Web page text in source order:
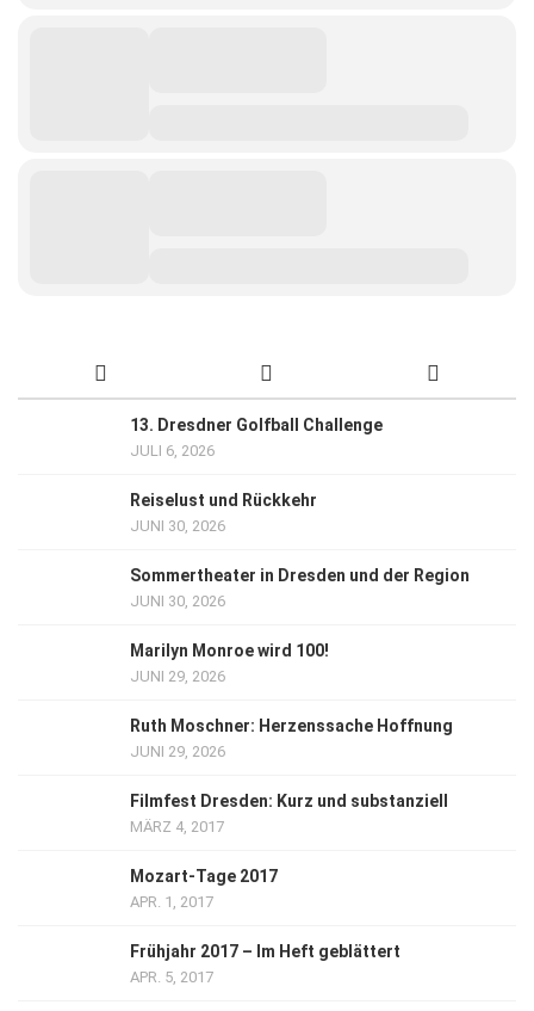
13. Dresdner Golfball Challenge
JULI 6, 2026
Reiselust und Rückkehr
JUNI 30, 2026
Sommertheater in Dresden und der Region
JUNI 30, 2026
Marilyn Monroe wird 100!
JUNI 29, 2026
Ruth Moschner: Herzenssache Hoffnung
JUNI 29, 2026
Filmfest Dresden: Kurz und substanziell
MÄRZ 4, 2017
Mozart-Tage 2017
APR. 1, 2017
Frühjahr 2017 – Im Heft geblättert
APR. 5, 2017